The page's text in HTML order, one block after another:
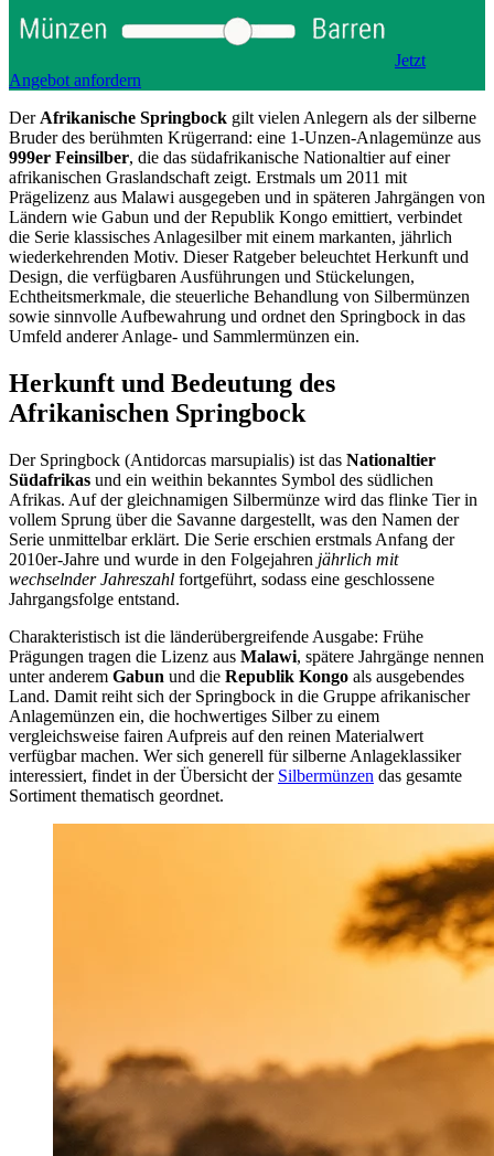
Jetzt
Angebot anfordern
Der Afrikanische Springbock gilt vielen Anlegern als der silberne
Bruder des berühmten Krügerrand: eine 1-Unzen-Anlagemünze aus
999er Feinsilber, die das südafrikanische Nationaltier auf einer
afrikanischen Graslandschaft zeigt. Erstmals um 2011 mit
Prägelizenz aus Malawi ausgegeben und in späteren Jahrgängen von
Ländern wie Gabun und der Republik Kongo emittiert, verbindet
die Serie klassisches Anlagesilber mit einem markanten, jährlich
wiederkehrenden Motiv. Dieser Ratgeber beleuchtet Herkunft und
Design, die verfügbaren Ausführungen und Stückelungen,
Echtheitsmerkmale, die steuerliche Behandlung von Silbermünzen
sowie sinnvolle Aufbewahrung und ordnet den Springbock in das
Umfeld anderer Anlage- und Sammlermünzen ein.
Herkunft und Bedeutung des
Afrikanischen Springbock
Der Springbock (Antidorcas marsupialis) ist das Nationaltier
Südafrikas und ein weithin bekanntes Symbol des südlichen
Afrikas. Auf der gleichnamigen Silbermünze wird das flinke Tier in
vollem Sprung über die Savanne dargestellt, was den Namen der
Serie unmittelbar erklärt. Die Serie erschien erstmals Anfang der
2010er-Jahre und wurde in den Folgejahren jährlich mit
wechselnder Jahreszahl fortgeführt, sodass eine geschlossene
Jahrgangsfolge entstand.
Charakteristisch ist die länderübergreifende Ausgabe: Frühe
Prägungen tragen die Lizenz aus Malawi, spätere Jahrgänge nennen
unter anderem Gabun und die Republik Kongo als ausgebendes
Land. Damit reiht sich der Springbock in die Gruppe afrikanischer
Anlagemünzen ein, die hochwertiges Silber zu einem
vergleichsweise fairen Aufpreis auf den reinen Materialwert
verfügbar machen. Wer sich generell für silberne Anlageklassiker
interessiert, findet in der Übersicht der Silbermünzen das gesamte
Sortiment thematisch geordnet.